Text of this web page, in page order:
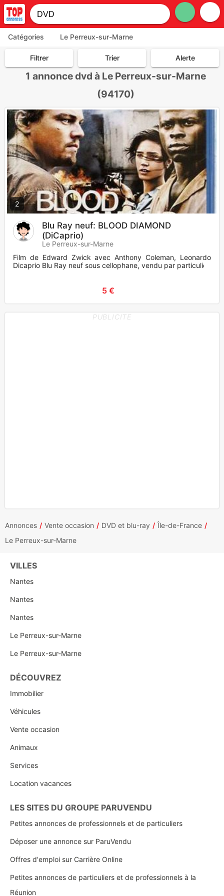
Catégories Le Perreux-sur-Marne
Filtrer Trier Alerte
1 annonce dvd à Le Perreux-sur-Marne
(94170)
2
Blu Ray neuf: BLOOD DIAMOND
(DiCaprio)
Le Perreux-sur-Marne
Film de Edward Zwick avec Anthony Coleman, Leonardo
Dicaprio Blu Ray neuf sous cellophane, vendu par particulier
5 €
PUBLICITE
Annonces Vente occasion DVD et blu-ray
Île-de-France
Le Perreux-sur-Marne
VILLES
Nantes
Nantes
Nantes
Le Perreux-sur-Marne
Le Perreux-sur-Marne
DÉCOUVREZ
Immobilier
Véhicules
Vente occasion
Animaux
Services
Location vacances
LES SITES DU GROUPE PARUVENDU
Petites annonces de professionnels et de particuliers
Déposer une annonce sur ParuVendu
Offres d'emploi sur Carrière Online
Petites annonces de particuliers et de professionnels à la
Réunion